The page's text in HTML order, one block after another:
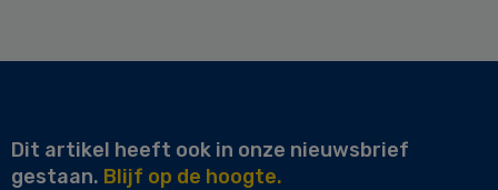
Dit artikel heeft ook in onze nieuwsbrief
gestaan. Blijf op de hoogte.